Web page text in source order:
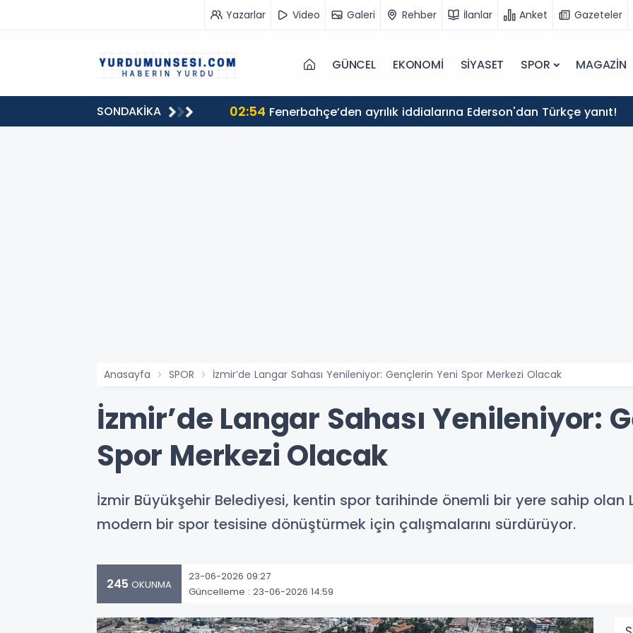
Yazarlar Video Galeri Rehber İlanlar Anket Gazeteler
GÜNCEL EKONOMİ SİYASET SPOR MAGAZİN
SONDAKİKA
gözaltına alındı! 02:54 Fenerbahçe’den ayrılık iddialarına Ederson'dan Türkçe yanıt!
Anasayfa SPOR İzmir’de Langar Sahası Yenileniyor: Gençlerin Yeni Spor Merkezi Olacak
İzmir’de Langar Sahası Yenileniyor:
Spor Merkezi Olacak
İzmir Büyükşehir Belediyesi, kentin spor tarihinde önemli bir yere sahip olan
modern bir spor tesisine dönüştürmek için çalışmalarını sürdürüyor.
245 OKUNMA
23-06-2026 09:27
Güncelleme : 23-06-2026 14:59